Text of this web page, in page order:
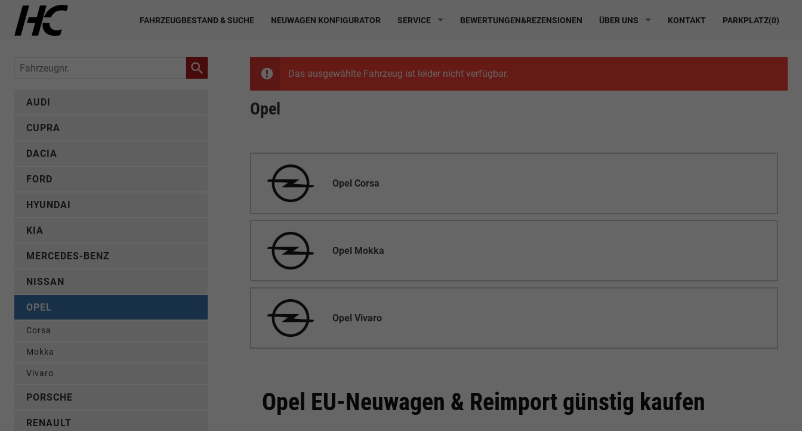
FAHRZEUGBESTAND & SUCHE NEUWAGEN KONFIGURATOR SERVICE BEWERTUNGEN&REZENSIONEN ÜBER UNS KONTAKT PARKPLATZ(0)
Das ausgewählte Fahrzeug ist leider nicht verfügbar.
Opel
Opel Corsa
Opel Mokka
Opel Vivaro
Opel EU-Neuwagen & Reimport günstig kaufen
Fahrzeugnr.
AUDI
CUPRA
DACIA
FORD
HYUNDAI
KIA
MERCEDES-BENZ
NISSAN
OPEL
Corsa
Mokka
Vivaro
PORSCHE
RENAULT